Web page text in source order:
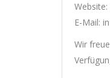
Website:
E-Mail:
Wir